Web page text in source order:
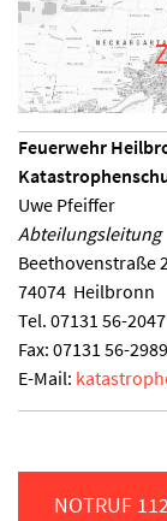
Feuerwehr
Uwe Pfeiffer
Abteilungsleitung
Beethovenstraße
74074 Heilbronn
Tel. 07131 56-2047
Fax: 07131 56-2989
E-Mail:
NOTRUF